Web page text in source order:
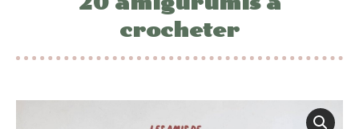
crocheter